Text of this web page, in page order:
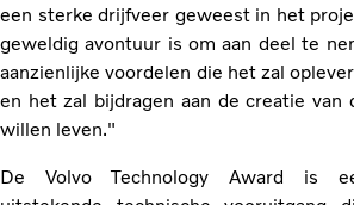
een sterke drijfveer geweest in het
geweldig avontuur is om aan deel te
aanzienlijke voordelen die het zal
en het zal bijdragen aan de creatie van
willen leven."
De Volvo Technology Award is